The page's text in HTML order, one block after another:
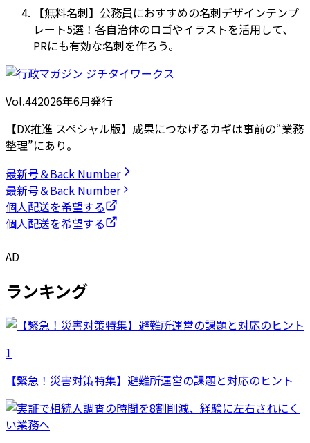
【無料名刺】公務員におすすめの名刺デザインテンプ
レート5選！各自治体のロゴやイラストを活用して、
PRにも有効な名刺を作ろう。
Vol.442026年6月発行
【DX推進 スペシャル版】成果につなげるカギは事前の“業務
整理”にあり。
最新号＆Back Number
最新号＆Back Number
個人配送を希望する
個人配送を希望する
AD
ランキング
1
【緊急！災害対策特集】避難所運営の課題と対応のヒント